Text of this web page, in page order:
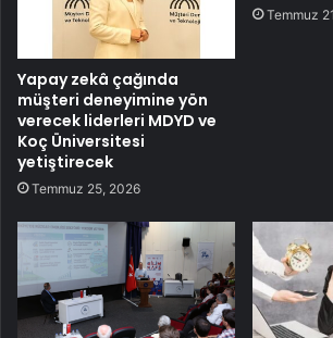
Yapay zekâ çağında
müşteri deneyimine yön
verecek liderleri MDYD ve
Koç Üniversitesi
yetiştirecek
Temmuz 25, 2026
Temmuz